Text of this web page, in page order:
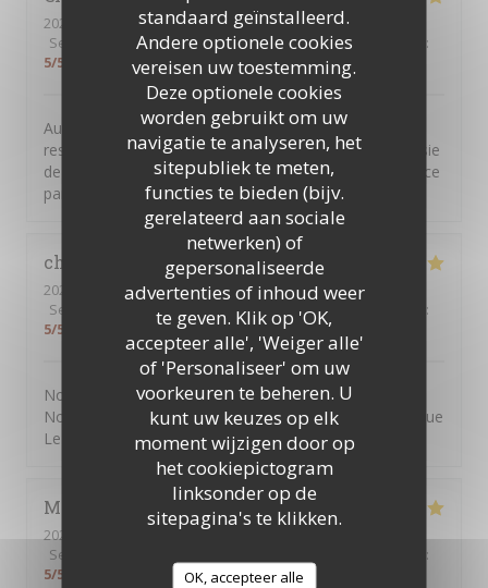
standaard geïnstalleerd.
Andere optionele cookies
vereisen uw toestemming.
Deze optionele cookies
worden gebruikt om uw
navigatie te analyseren, het
sitepubliek te meten,
functies te bieden (bijv.
gerelateerd aan sociale
netwerken) of
gepersonaliseerde
advertenties of inhoud weer
te geven. Klik op 'OK,
accepteer alle', 'Weiger alle'
of 'Personaliseer' om uw
voorkeuren te beheren. U
kunt uw keuzes op elk
moment wijzigen door op
het cookiepictogram
linksonder op de
sitepagina's te klikken.
OK, accepteer alle
2022-02-10
- 19:30 - Gasten 3
Service
Atmosfeer: 5/5 Keuken:5/5 Kwaliteit / Prijs
:
5/5
Au delà des plats somptueux, délicieux et subtiles, ce
restaurant a su nous charmer au travers de la courtoisie
de son personnel, du cadre chaleureux et de l’assistance
parfaite à nos besoins. Je recommande!
christelle
2022-02-05
- 19:30 - Gasten 4
Service
Atmosfeer Keuken 5/5 Kwaliteit / Prijs
:
5/5
Nous avons passé une très bonne soirée en famille
Nourriture excellente accompagnée de musique grecque
Le paradis
Melkon
2022-01-17
- 12:30 - Gasten 4
Service
:
5/5